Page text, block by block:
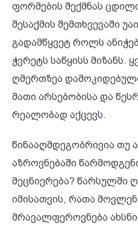
ფორმების შექმნას
შესაქმის შემთხვევაში
გადამწყვეტ როლს
ჭვრეტს საწყისს მიზანს.
ღმერთზეა
მათი არსებობისა და
რეალობად აქცევს.
წინააღმდეგობრივია თუ
აზროვნებაში
მეცნიერება? წარსულში
იმისათვის, რათა
მრავალფეროვნება